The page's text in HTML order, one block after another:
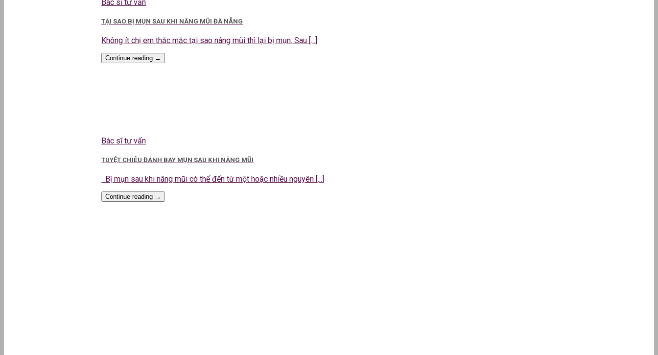
Bác sĩ tư vấn
TẠI SAO BỊ MỤN SAU KHI NÂNG MŨI ĐÀ NẴNG
Không ít chị em thắc mắc tại sao nâng mũi thì lại bị mụn. Sau [...]
Continue reading →
Bác sĩ tư vấn
TUYỆT CHIÊU ĐÁNH BAY MỤN SAU KHI NÂNG MŨI
Bị mụn sau khi nâng mũi có thể đến từ một hoặc nhiều nguyên [...]
Continue reading →